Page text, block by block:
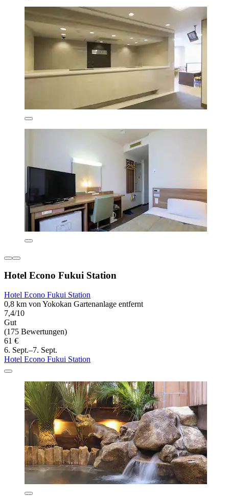
Hotel Econo Fukui Station
Hotel Econo Fukui Station
0,8 km von Yokokan Gartenanlage entfernt
7,4/10
Gut
(175 Bewertungen)
61 €
6. Sept.–7. Sept.
Hotel Econo Fukui Station